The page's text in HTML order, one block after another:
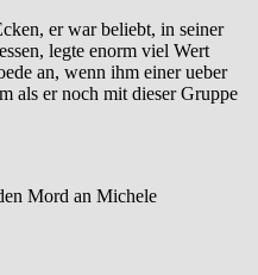
er war beliebt, in seiner
legte enorm viel Wert
an, wenn ihm einer ueber
als er noch mit dieser Gruppe
Mord an Michele